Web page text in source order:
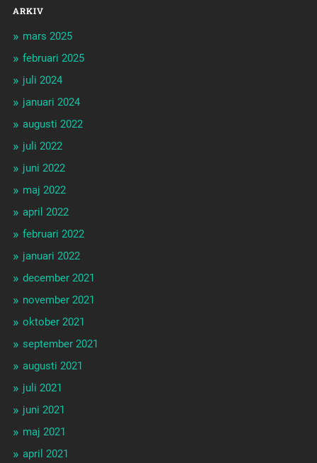
ARKIV
mars 2025
februari 2025
juli 2024
januari 2024
augusti 2022
juli 2022
juni 2022
maj 2022
april 2022
februari 2022
januari 2022
december 2021
november 2021
oktober 2021
september 2021
augusti 2021
juli 2021
juni 2021
maj 2021
april 2021